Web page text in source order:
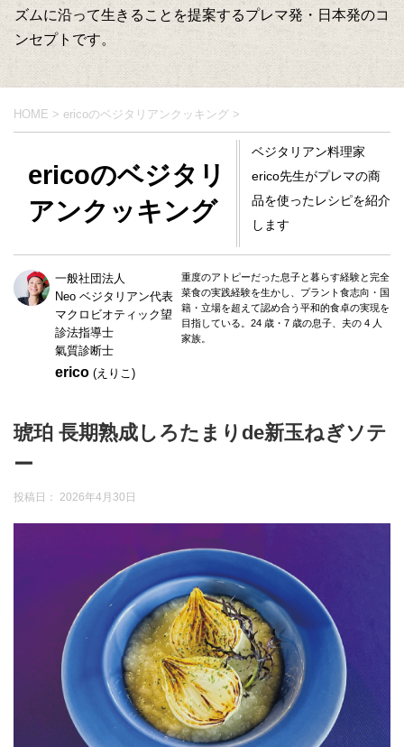
ズムに沿って生きることを提案するプレマ発・日本発のコ
ンセプトです。
HOME > ericoのベジタリアンクッキング >
ericoのベジタリ
アンクッキング
ベジタリアン料理家
erico先生がプレマの商
品を使ったレシピを紹介
します
一般社団法人
Neo ベジタリアン代表
マクロビオティック望
診法指導士
氣質診断士
erico(えりこ)
重度のアトピーだった息子と暮らす経験と完全
菜食の実践経験を生かし、プラント食志向・国
籍・立場を超えて認め合う平和的食卓の実現を
目指している。24 歳・7 歳の息子、夫の 4 人
家族。
琥珀 長期熟成しろたまりde新玉ねぎソテ
ー
投稿日： 2026年4月30日